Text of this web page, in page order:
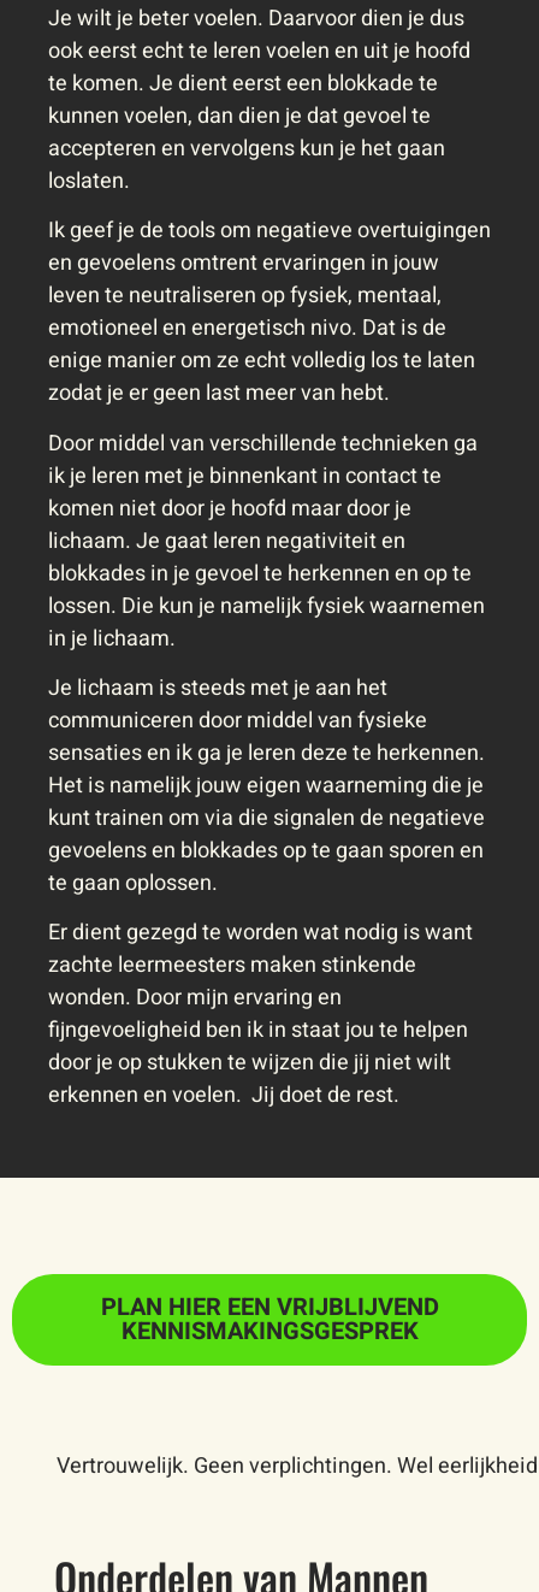
Je wilt je beter voelen. Daarvoor dien je dus
ook eerst echt te leren voelen en uit je hoofd
te komen. Je dient eerst een blokkade te
kunnen voelen, dan dien je dat gevoel te
accepteren en vervolgens kun je het gaan
loslaten.
Ik geef je de tools om negatieve overtuigingen
en gevoelens omtrent ervaringen in jouw
leven te neutraliseren op fysiek, mentaal,
emotioneel en energetisch nivo. Dat is de
enige manier om ze echt volledig los te laten
zodat je er geen last meer van hebt.
Door middel van verschillende technieken ga
ik je leren met je binnenkant in contact te
komen niet door je hoofd maar door je
lichaam. Je gaat leren negativiteit en
blokkades in je gevoel te herkennen en op te
lossen. Die kun je namelijk fysiek waarnemen
in je lichaam.
Je lichaam is steeds met je aan het
communiceren door middel van fysieke
sensaties en ik ga je leren deze te herkennen.
Het is namelijk jouw eigen waarneming die je
kunt trainen om via die signalen de negatieve
gevoelens en blokkades op te gaan sporen en
te gaan oplossen.
Er dient gezegd te worden wat nodig is want
zachte leermeesters maken stinkende
wonden. Door mijn ervaring en
fijngevoeligheid ben ik in staat jou te helpen
door je op stukken te wijzen die jij niet wilt
erkennen en voelen. Jij doet de rest.
PLAN HIER EEN VRIJBLIJVEND
KENNISMAKINGSGESPREK
Vertrouwelijk. Geen verplichtingen. Wel eerlijkheid
Onderdelen van Mannen